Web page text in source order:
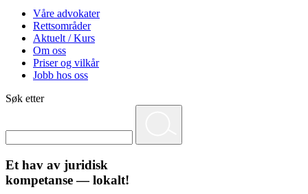
Våre advokater
Rettsområder
Aktuelt / Kurs
Om oss
Priser og vilkår
Jobb hos oss
Søk etter
Et hav av juridisk
kompetanse — lokalt!